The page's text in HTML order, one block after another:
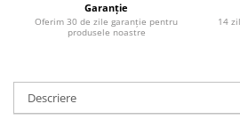
Garanție
Oferim 30 de zile garanție pentru
produsele noastre
14
Descriere